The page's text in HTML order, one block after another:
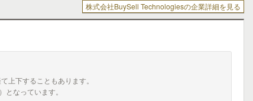
株式会社BuySell Technologiesの企業詳細を見る
上下することもあります。
となっています。